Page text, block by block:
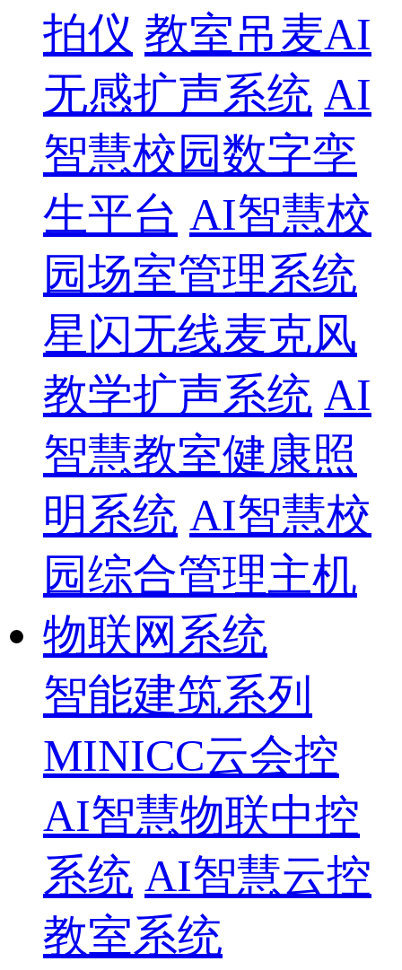
拍仪 教室吊麦AI
无感扩声系统 AI
智慧校园数字孪
生平台 AI智慧校
园场室管理系统
星闪无线麦克风
教学扩声系统 AI
智慧教室健康照
明系统 AI智慧校
园综合管理主机
物联网系统
智能建筑系列
MINICC云会控
AI智慧物联中控
系统 AI智慧云控
教室系统